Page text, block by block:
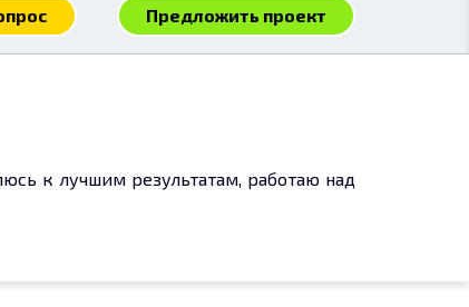
Предложить проект
к лучшим результатам, работаю над